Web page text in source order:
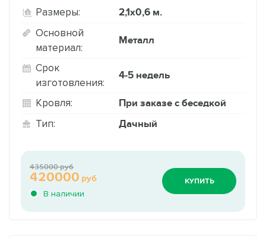
Размеры: 2,1х0,6 м.
Основной
материал:
Металл
Срок
изготовления:
4-5 недель
Кровля: При заказе с беседкой
Тип: Дачный
В наличии
420000 руб
435000 руб
КУПИТЬ